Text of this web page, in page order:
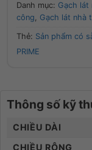
Danh mục: Gạch lát
công, Gạch lát nhà
Thẻ: Sản phẩm có
PRIME
Thông số kỹ
CHIỀU DÀI
CHIỀU RỘNG